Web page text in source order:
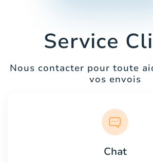
Service
Nous contacter pour toute
vos envois
Chat